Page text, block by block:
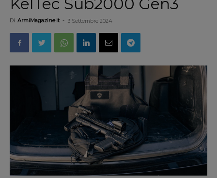
Di ArmiMagazine.it - 3 Settembre 2024